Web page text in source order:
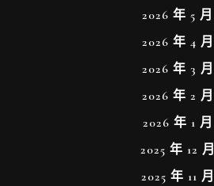
2026 年 5 月
2026 年 4 月
2026 年 3 月
2026 年 2 月
2026 年 1 月
2025 年 12 月
2025 年 11 月